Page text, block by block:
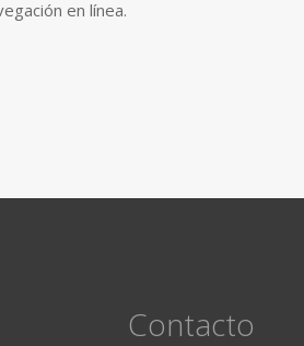
en línea.
Contacto